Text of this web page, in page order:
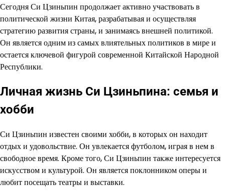
Сегодня Си Цзиньпин продолжает активно участвовать в
политической жизни Китая, разрабатывая и осуществляя
стратегию развития страны, и занимаясь внешней политикой.
Он является одним из самых влиятельных политиков в мире и
остается ключевой фигурой современной Китайской Народной
Республики.
Личная жизнь Си Цзиньпина: семья и
хобби
Си Цзиньпин известен своими хобби, в которых он находит
отдых и удовольствие. Он увлекается футболом, играя в нем в
свободное время. Кроме того, Си Цзиньпин также интересуется
искусством и культурой. Он является поклонником оперы и
любит посещать театры и выставки.